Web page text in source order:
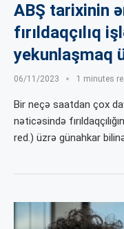
ABŞ tarixinin
fırıldaqçılıq
yekunlaşmaq
06/11/2023 1 minutes
Bir neçə saatdan çox
nəticəsində
red.) üzrə günahkar